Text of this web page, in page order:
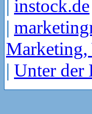
| instock.de
|
| Unter der